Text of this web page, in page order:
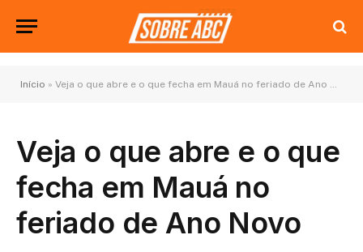
Início » Veja o que abre e o que fecha em Mauá no feriado de Ano Novo
Veja o que abre e o que
fecha em Mauá no
feriado de Ano Novo